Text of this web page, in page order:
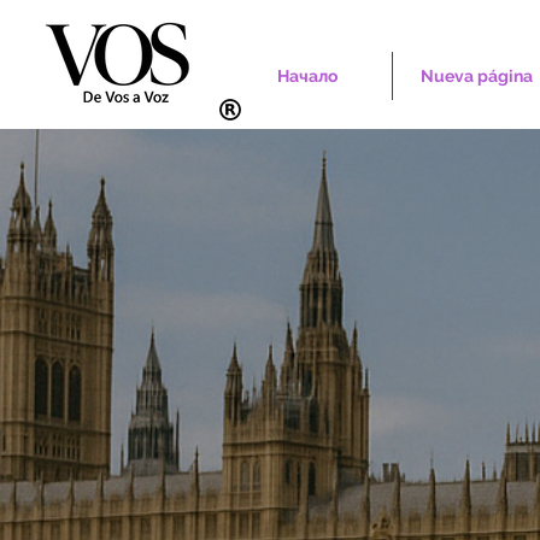
Начало Nueva página